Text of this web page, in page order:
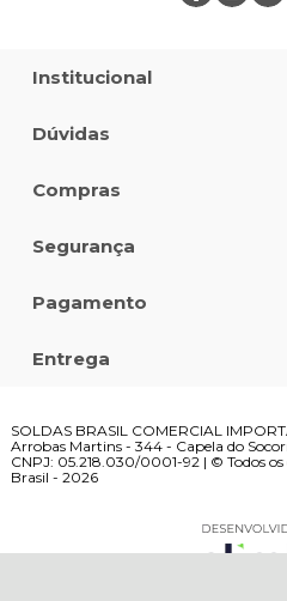
Institucional
Dúvidas
Compras
Segurança
Pagamento
Entrega
SOLDAS BRASIL COMERCIAL
Arrobas Martins - 344 - Capela do
CNPJ: 05.218.030/0001-92 | © Todos os
Brasil - 2026